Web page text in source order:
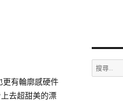
更有輪廓感硬件
去超甜美的漂
搜
尋